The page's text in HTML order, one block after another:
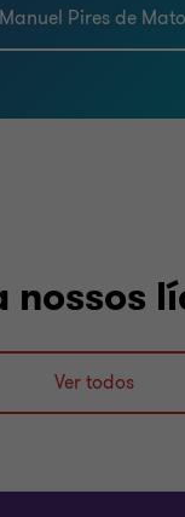
Pires de
nossos
Ver todos